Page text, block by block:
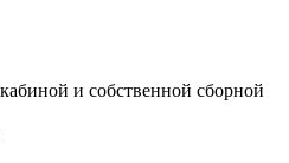
и собственной сборной